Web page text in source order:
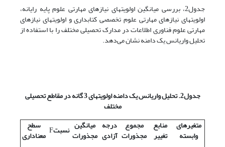
جدول2، بررسی میانگین اولویتهای نیازهای مهارتی علوم پایه رایانه،
اولویتهای نیازهای مهارتی علوم تخصصی کتابداری و اولویتهای نیازهای
مهارتی علوم فناوری اطلاعات در مدارک تحصیلی مختلف را با استفاده از
تحلیل واریانس یک دامنه نشان می‌دهد.
جدول2. تحلیل واریانس یک دامنه اولویتهای 3 گانه در مقاطع تحصیلی
مختلف
متغیرهای
وابسته
منابع
تغییر
مجموع
مجذورات
درجه
آزادی
میانگین
مجذورات نسبتF سطح
معناداری